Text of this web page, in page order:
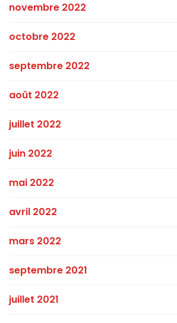
novembre 2022
octobre 2022
septembre 2022
août 2022
juillet 2022
juin 2022
mai 2022
avril 2022
mars 2022
septembre 2021
juillet 2021